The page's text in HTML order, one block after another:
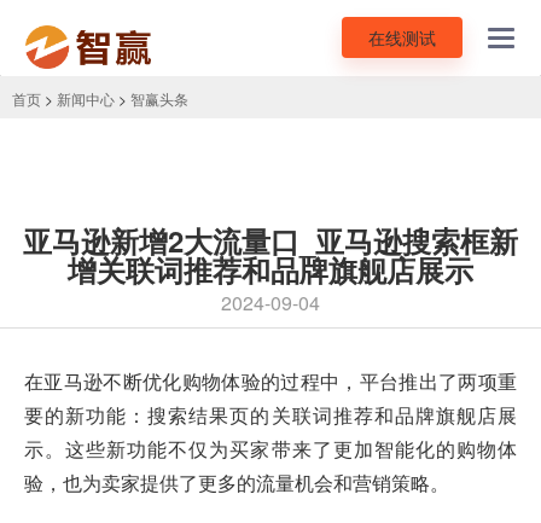
在线测试
首页 > 新闻中心 > 智赢头条
亚马逊新增2大流量口_亚马逊搜索框新
增关联词推荐和品牌旗舰店展示
2024-09-04
在亚马逊不断优化购物体验的过程中，平台推出了两项重
要的新功能：搜索结果页的关联词推荐和品牌旗舰店展
示。这些新功能不仅为买家带来了更加智能化的购物体
验，也为卖家提供了更多的流量机会和营销策略。